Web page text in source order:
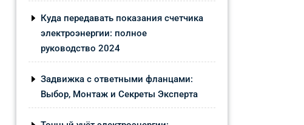
Куда передавать показания счетчика
электроэнергии: полное
руководство 2024
Задвижка с ответными фланцами:
Выбор, Монтаж и Секреты Эксперта